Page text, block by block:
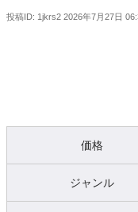
投稿ID: 1jkrs2 2026年7月27日
価格
ジャンル